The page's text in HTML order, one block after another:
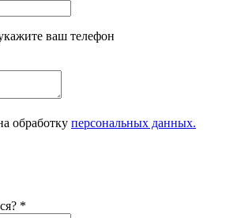
ваш телефон
обработку персональных данных.
*